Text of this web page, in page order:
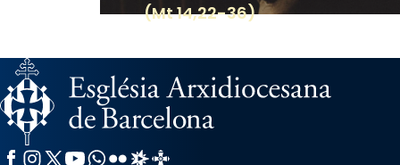
(Mt 14,22-36)
Facebook
Instagram
X / Twitter
YouTube
WhatsApp
FlickrRadio Estel
Catalunya Cristiana